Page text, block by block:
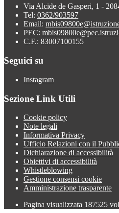
Via Alcide de Gasperi, 1 -
Tel: 0362/903597
Email:
PEC:
C.F.: 83007100155
Seguici su
Instagram
Sezione Link Utili
Cookie policy
Note legali
Informativa Privacy
Ufficio Relazioni con il
Dichiarazione di accessibilità
Obiettivi di accessibilità
Whistleblowing
Gestione consensi cookie
Amministrazione trasparente
Pagina visualizzata 187525